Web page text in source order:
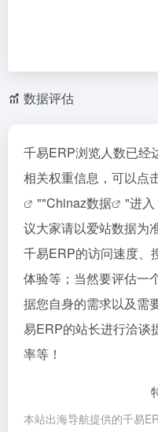
数据评估
千易ERP浏览人数已经
相关权重信息，可以点
""Chinaz数据
"进
议大家请以爱站数据为
千易ERP的访问速度、
体验等；当然要评估一
据您自身的需求以及需
易ERP的站长进行洽谈
率等！
本站出海导航提供的千易